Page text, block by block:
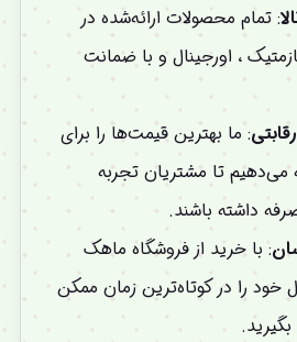
: تمام محصولات ارائه‌شده در
، اورجینال و با ضمانت
: ما بهترین قیمت‌ها را برای
می‌دهیم تا مشتریان تجربه
داشته باشند.
: با خرید از فروشگاه ماهک
را در کوتاه‌ترین زمان ممکن